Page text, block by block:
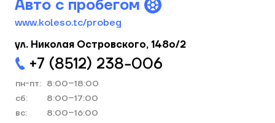
Авто с пробегом
www.koleso.tc/probeg
ул. Николая Островского, 148о/2
+7 (8512) 238−006
пн-пт: 8:00–18:00
cб:
8:00–17:00
вс:
8:00–16:00